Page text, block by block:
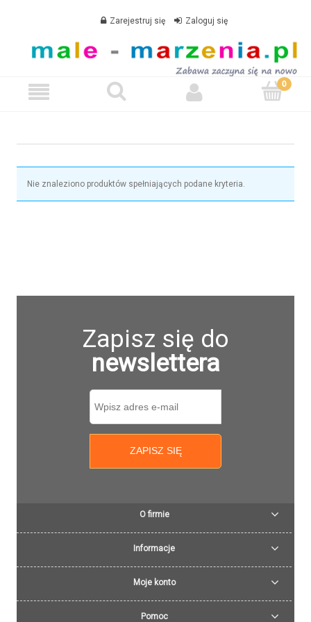
Zarejestruj się Zaloguj się
Nie znaleziono produktów spełniających podane kryteria.
Zapisz się do
newslettera
ZAPISZ SIĘ
O firmie
Informacje
Moje konto
Pomoc